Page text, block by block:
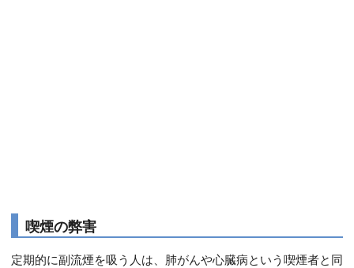
喫煙の弊害
定期的に副流煙を吸う人は、肺がんや心臓病という喫煙者と同